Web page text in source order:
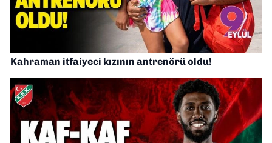
Kahraman itfaiyeci kızının antrenörü oldu!